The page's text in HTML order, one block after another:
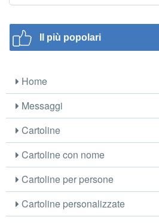
Il più popolari
Home
Messaggi
Cartoline
Cartoline con nome
Cartoline per persone
Cartoline personalizzate